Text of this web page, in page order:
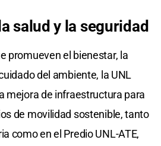
salud y la seguridad
promueven el bienestar, la
del ambiente, la UNL
mejora de infraestructura para
de movilidad sostenible, tanto
como en el Predio UNL-ATE,